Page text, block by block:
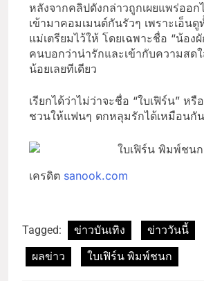
หลังจากคลิปดังกล่าวถูกเผยแพร่ออก
เข้ามาคอมเมนต์กันรัวๆ เพราะเอ็น
แม่เตรียมไว้ให้ โดยเฉพาะชื่อ “น้อง
คนบอกว่าน่ารักและเข้ากับความสด
น้อยเลยทีเดียว
เรียกได้ว่าไม่ว่าจะชื่อ “ใบเฟิร์น” หรื
ชวนให้แฟนๆ ตกหลุมรักได้เหมือนกั
เครดิต sanook.com
Tagged: ข่าวบันเทิง ข่าววันนี้
ผลข่าว
ใบเฟิร์น พิมพ์ชนก